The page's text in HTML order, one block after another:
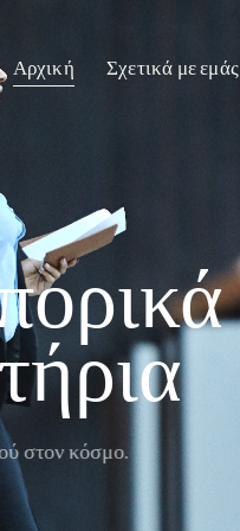
Αρχική Σχετικά με εμάς
στον κόσμο.